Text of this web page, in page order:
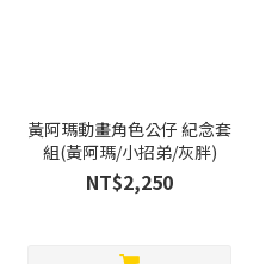
黃阿瑪動畫角色公仔 紀念套
組(黃阿瑪/小招弟/灰胖)
NT$2,250